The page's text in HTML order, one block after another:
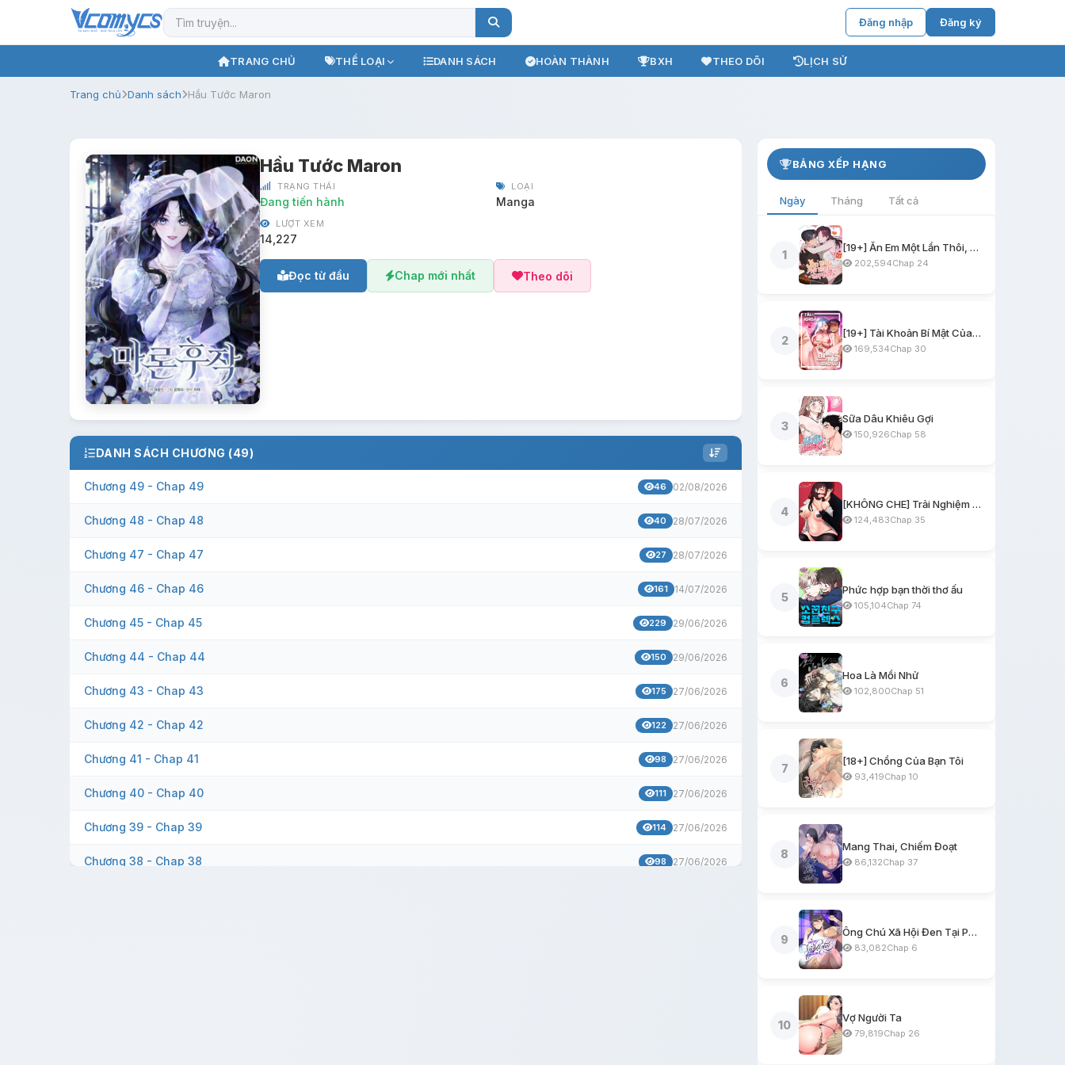
Đăng nhập Đăng ký
TRANG CHỦ THỂ LOẠI DANH SÁCH HOÀN THÀNH BXH THEO DÕI LỊCH SỬ
Trang chủ Danh sách Hầu Tước Maron
Hầu Tước Maron
TRẠNG THÁI
Đang tiến hành
LOẠI
Manga
LƯỢT XEM
14,227
Đọc từ đầu Chap mới nhất Theo dõi
DANH SÁCH CHƯƠNG (49)
Chương 49 - Chap 49 46 02/08/2026
Chương 48 - Chap 48 40 28/07/2026
Chương 47 - Chap 47 27 28/07/2026
Chương 46 - Chap 46 161 14/07/2026
Chương 45 - Chap 45 229 29/06/2026
Chương 44 - Chap 44 150 29/06/2026
Chương 43 - Chap 43 175 27/06/2026
Chương 42 - Chap 42 122 27/06/2026
Chương 41 - Chap 41 98 27/06/2026
Chương 40 - Chap 40 111 27/06/2026
Chương 39 - Chap 39 114 27/06/2026
Chương 38 - Chap 38 98 27/06/2026
BẢNG XẾP HẠNG
Ngày Tháng Tất cả
1
[19+] Ăn Em Một Lần Thôi, Oppa
202,594Chap 24
2
[19+] Tài Khoản Bí Mật Của Nữ Giáo Sư
169,534Chap 30
3
Sữa Dâu Khiêu Gợi
150,926Chap 58
4
[KHÔNG CHE] Trải Nghiệm Một Ngày Workshop BDSM
124,483Chap 35
5
Phức hợp bạn thời thơ ấu
105,104Chap 74
6
Hoa Là Mồi Nhử
102,800Chap 51
7
[18+] Chồng Của Bạn Tôi
93,419Chap 10
8
Mang Thai, Chiếm Đoạt
86,132Chap 37
9
Ông Chú Xã Hội Đen Tại Phòng Trọ
83,082Chap 6
10
Vợ Người Ta
79,819Chap 26